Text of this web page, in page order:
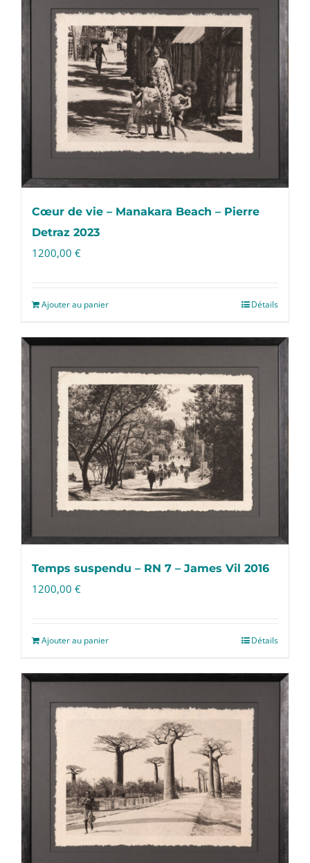
Cœur de vie – Manakara Beach – Pierre
Detraz 2023
1200,00 €
Ajouter au panier Détails
Temps suspendu – RN 7 – James Vil 2016
1200,00 €
Ajouter au panier Détails